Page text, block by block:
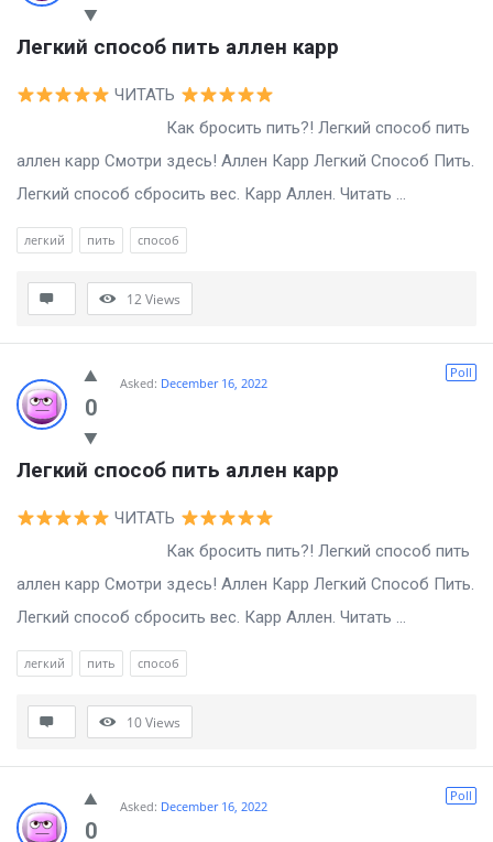
Легкий способ пить аллен карр
ЧИТАТЬ
Как бросить пить?! Легкий способ пить
аллен карр Смотри здесь! Аллен Карр Легкий Способ Пить.
Легкий способ сбросить вес. Карр Аллен. Читать ...
легкий пить способ
12Views
0
Poll
Asked: December 16, 2022
Легкий способ пить аллен карр
ЧИТАТЬ
Как бросить пить?! Легкий способ пить
аллен карр Смотри здесь! Аллен Карр Легкий Способ Пить.
Легкий способ сбросить вес. Карр Аллен. Читать ...
легкий пить способ
10Views
0
Poll
Asked: December 16, 2022